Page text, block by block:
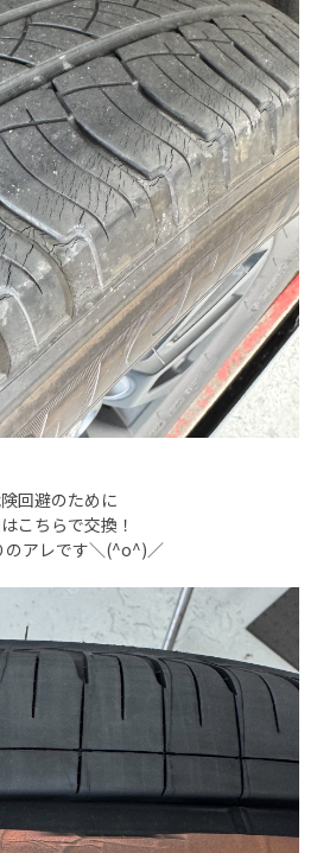
回避のために
こちらで交換！
のアレです＼(^o^)／